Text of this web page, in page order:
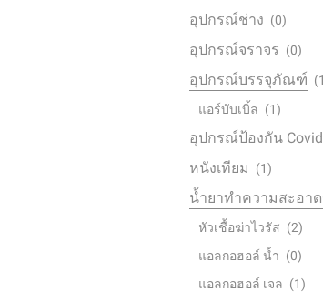
อุปกรณ์ช่าง (0)
อุปกรณ์จราจร (0)
อุปกรณ์บรรจุภัณฑ์
แอร์บับเบิ้ล (1)
อุปกรณ์ป้องกัน
หนังเทียม (1)
น้ำยาทำความสะอา
หัวเชื้อฆ่าไวรัส (2)
แอลกอฮอล์ น้ำ (0)
แอลกอฮอล์ เจล (1)